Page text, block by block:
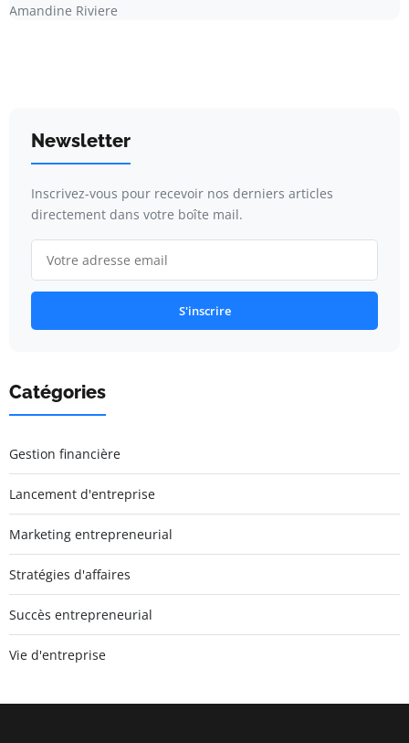
Amandine Riviere
Newsletter
Inscrivez-vous pour recevoir nos derniers articles
directement dans votre boîte mail.
S'inscrire
Catégories
Gestion financière
Lancement d'entreprise
Marketing entrepreneurial
Stratégies d'affaires
Succès entrepreneurial
Vie d'entreprise